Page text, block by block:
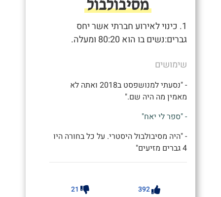
1. כינוי לאירוע חברתי אשר יחס
גברים:נשים בו הוא 80:20 ומעלה.
שימושים
- "נסעתי למנושפסט ב2018 ואתה לא
מאמין מה היה שם."
- "ספר לי יאח"
- "היה מסיבולבול היסטרי. על כל בחורה היו
4 גברים מזיעים"
392
21